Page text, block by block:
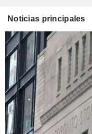
Noticias principales